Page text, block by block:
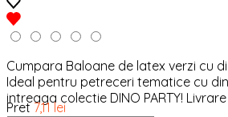
Cumpara Baloane de latex verzi cu
Ideal pentru petreceri tematice cu
intreaga colectie DINO PARTY!
Pret 7,11 lei